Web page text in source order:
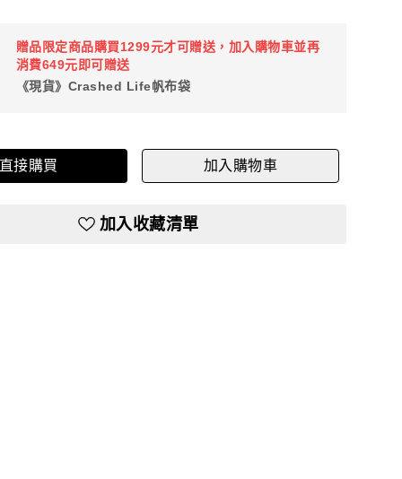
贈品限定商品購買1299元才可贈送，加入購物車並再
消費649元即可贈送
《現貨》Crashed Life帆布袋
接購買 加入購物車
加入收藏清單